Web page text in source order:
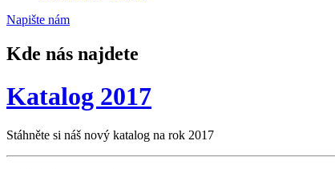
Napište nám
Kde nás najdete
Katalog 2017
Stáhněte si náš nový katalog na rok 2017